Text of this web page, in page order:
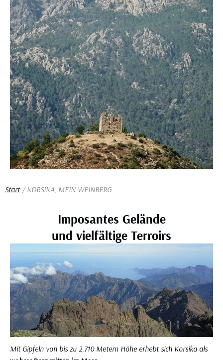
Start/ KORSIKA, MEIN WEINBERG
Imposantes Gelände
und vielfältige Terroirs
Mit Gipfeln von bis zu 2.710 Metern Höhe erhebt sich Korsika als